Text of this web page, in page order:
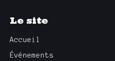
Le site
Accueil
Événements